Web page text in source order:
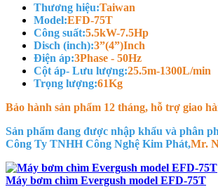
Thương hiệu:Taiwan
Model:EFD-75T
Công suất:5.5kW-7.5Hp
Disch (inch):3”(4”)Inch
Điện áp:3Phase - 50Hz
Cột áp- Lưu lượng:25.5m-1300L/min
Trọng lượng:61Kg
Bảo hành sản phẩm 12 tháng, hỗ trợ giao
Sản phẩm đang được nhập khẩu và phân
Công Ty TNHH Công Nghệ Kim Phát,Mr.
Máy bơm chìm Evergush model EFD-75T